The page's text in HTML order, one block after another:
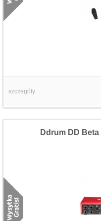
szczegóły
Ddrum DD